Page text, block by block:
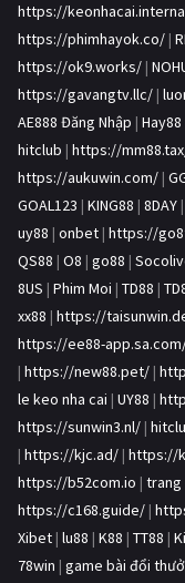
https://
https://phimhayok.co/ |
https://ok9.works/ |
https://gavangtv.llc/ |
AE888 Đăng Nhập | Hay88
hitclub | https://
https://aukuwin.com/ |
GOAL123 | KING88 | 8DAY |
uy88 | onbet | https://
QS88 | O8 | go88 |
8US | Phim Moi | TD88 |
xx88 | https://
https://ee88-
| https://new88.pet/ |
le keo nha cai | UY88 |
https://sunwin3.nl/ |
| https://kjc.ad/ | https://
https://b52com.io | trang
https://c168.guide/ |
Xibet | lu88 | K88 | TT88 |
78win | game bài đổi